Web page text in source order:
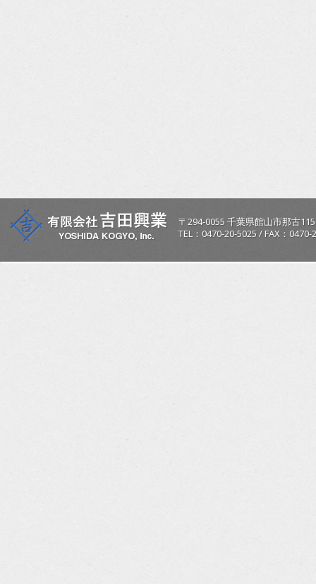
〒294-0055千葉県館山市那古
TEL： 0470-20-5025/ FAX：0470-